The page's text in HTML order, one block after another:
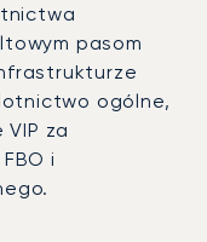
pasom
ogólne,
za
i